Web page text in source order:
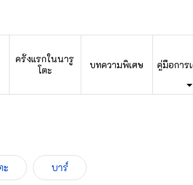
ครั้งแรกในนารู
โตะ
บทความพิเศษ คู่มือการ
ะ บาร์